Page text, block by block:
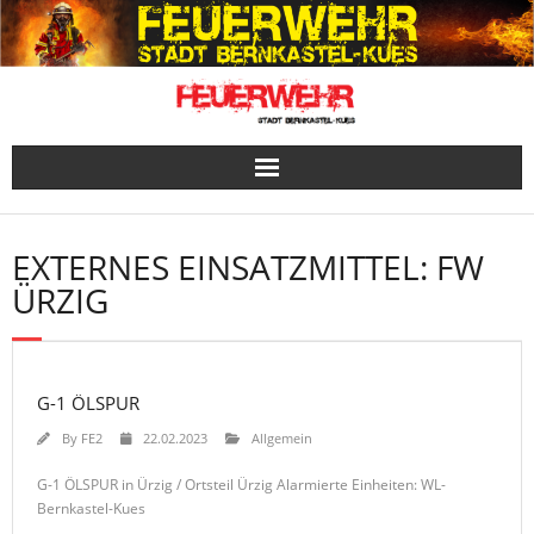
Skip
to
content
EXTERNES EINSATZMITTEL: FW
ÜRZIG
G-1 ÖLSPUR
By FE2 22.02.2023 Allgemein
G-1 ÖLSPUR in Ürzig / Ortsteil Ürzig Alarmierte Einheiten: WL-
Bernkastel-Kues